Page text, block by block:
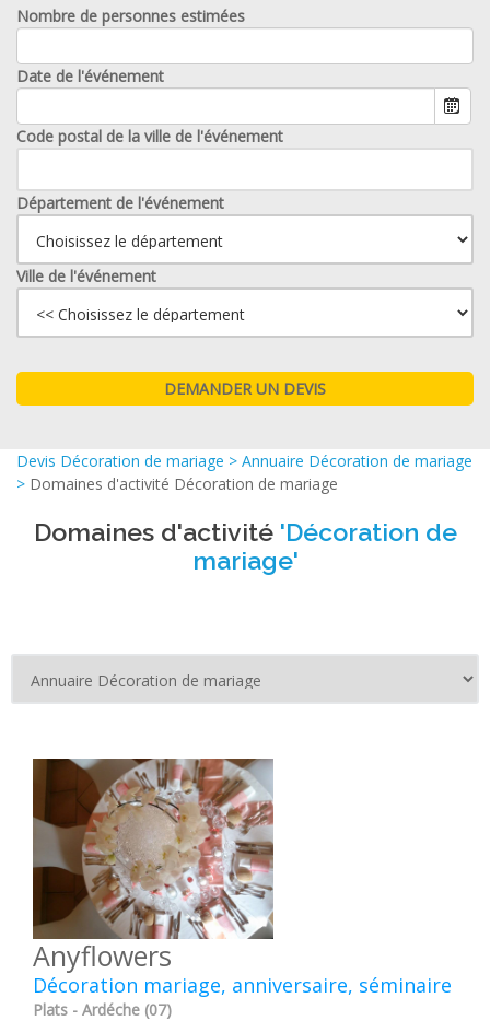
Nombre de personnes estimées
Date de l'événement
Code postal de la ville de l'événement
Département de l'événement
Ville de l'événement
Devis Décoration de mariage > Annuaire Décoration de mariage
> Domaines d'activité Décoration de mariage
Domaines d'activité 'Décoration de
mariage'
Anyflowers
Décoration mariage, anniversaire, séminaire
Plats - Ardéche (07)